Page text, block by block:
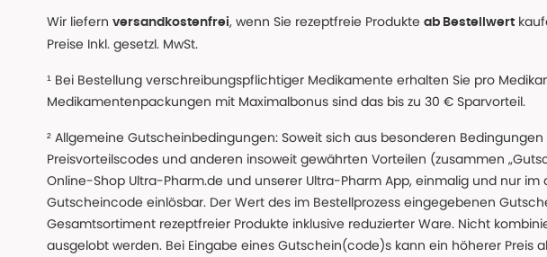
Wir liefern versandkostenfrei, wenn Sie rezeptfreie Produkte ab Bestellwert
Preise Inkl. gesetzl. MwSt.
¹ Bei Bestellung verschreibungspflichtiger Medikamente erhalten Sie pro
Medikamentenpackungen mit Maximalbonus sind das bis zu 30 € Sparvorteil.
² Allgemeine Gutscheinbedingungen: Soweit sich aus besonderen
Preisvorteilscodes und anderen insoweit gewährten Vorteilen (zusammen
Online-Shop Ultra-Pharm.de und unserer Ultra-Pharm App, einmalig und nur
Gutscheincode einlösbar. Der Wert des im Bestellprozess eingegebenen
Gesamtsortiment rezeptfreier Produkte inklusive reduzierter Ware. Nicht
ausgelobt werden. Bei Eingabe eines Gutschein(code)s kann ein höherer